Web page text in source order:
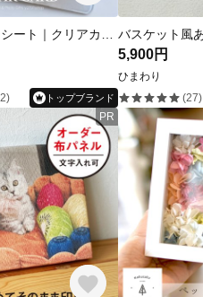
トップブランド
5,900円
ひまわり
(27)
PR